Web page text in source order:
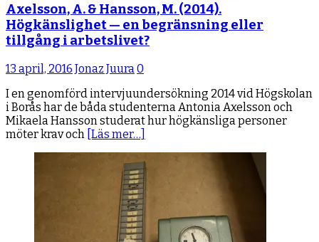
Axelsson, A. & Hansson, M. (2014).
Högkänslighet — en begränsning eller
tillgång i arbetslivet?
13 april, 2016 Jonaz Juura 0
I en genomförd intervjuundersökning 2014 vid Högskolan
i Borås har de båda studenterna Antonia Axelsson och
Mikaela Hansson studerat hur högkänsliga personer
möter krav och [Läs mer…]